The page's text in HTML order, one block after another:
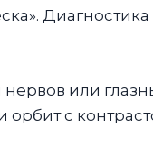
нервов или
орбит с